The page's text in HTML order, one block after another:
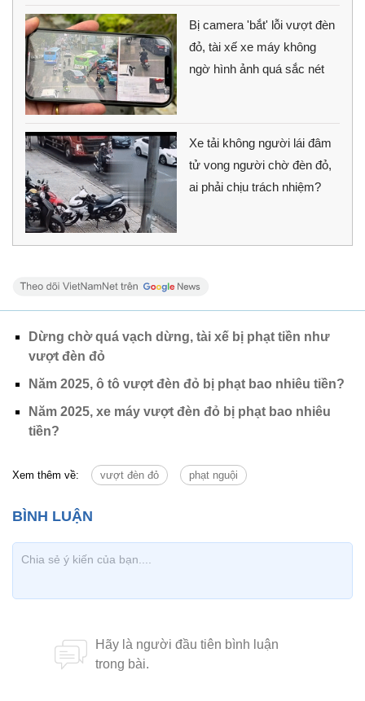
Bị camera 'bắt' lỗi vượt đèn
đỏ, tài xế xe máy không
ngờ hình ảnh quá sắc nét
Xe tải không người lái đâm
tử vong người chờ đèn đỏ,
ai phải chịu trách nhiệm?
Dừng chờ quá vạch dừng, tài xế bị phạt tiền như
vượt đèn đỏ
Năm 2025, ô tô vượt đèn đỏ bị phạt bao nhiêu tiền?
Năm 2025, xe máy vượt đèn đỏ bị phạt bao nhiêu
tiền?
Xem thêm về: vượt đèn đỏ phạt nguội